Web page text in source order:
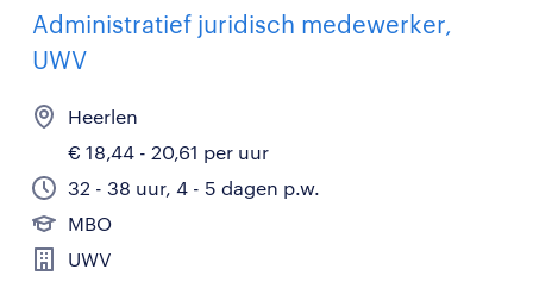
Administratief juridisch medewerker,
UWV
Heerlen
€ 18,44 - 20,61 per uur
32 - 38 uur, 4 - 5 dagen p.w.
MBO
UWV